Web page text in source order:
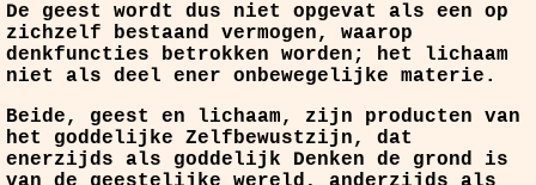
De geest wordt dus niet opgevat als een op
zichzelf bestaand vermogen, waarop
denkfuncties betrokken worden; het lichaam
niet als deel ener onbewegelijke materie.
Beide, geest en lichaam, zijn producten van
het goddelijke Zelfbewustzijn, dat
enerzijds als goddelijk Denken de grond is